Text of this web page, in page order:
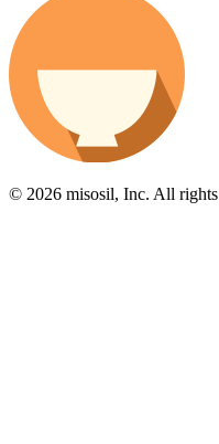
© 2026 misosil, Inc. All rights